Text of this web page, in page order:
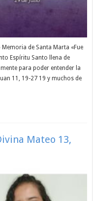
de Santa Marta «Fue
Espíritu Santo llena de
para poder entender la
11, 19-27 19 y muchos de
Mateo 13,